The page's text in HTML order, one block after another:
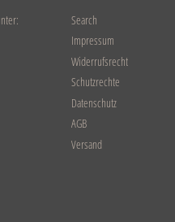
Search
Impressum
Widerrufsrecht
Schutzrechte
Datenschutz
AGB
Versand